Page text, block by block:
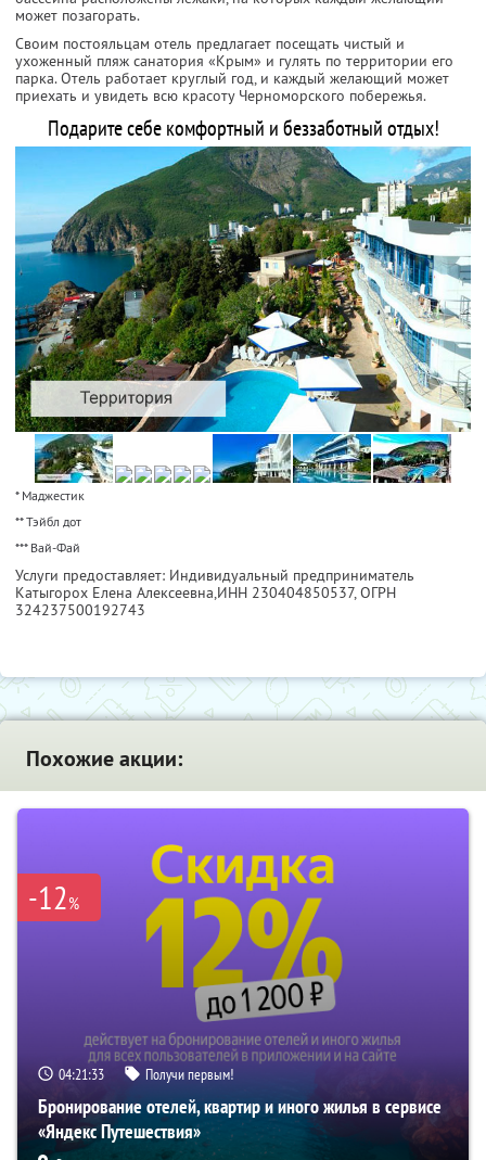
может позагорать.
Своим постояльцам отель предлагает посещать чистый и
ухоженный пляж санатория «Крым» и гулять по территории его
парка. Отель работает круглый год, и каждый желающий может
приехать и увидеть всю красоту Черноморского побережья.
Подарите себе комфортный и беззаботный отдых!
* Маджестик
** Тэйбл дот
*** Вай-Фай
Услуги предоставляет: Индивидуальный предприниматель
Катыгорох Елена Алексеевна,ИНН 230404850537, ОГРН
324237500192743
Похожие акции:
-12%
04:21:32 Получи первым!
Бронирование отелей, квартир и иного жилья в сервисе
«Яндекс Путешествия»